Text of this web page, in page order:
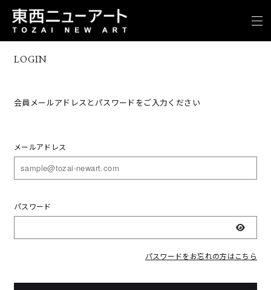
LOGIN
会員メールアドレスとパスワードをご入力ください
メールアドレス
パスワード
表示
パスワードをお忘れの方はこちら